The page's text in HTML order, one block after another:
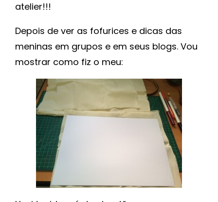
atelier!!!
Depois de ver as fofurices e dicas das
meninas em grupos e em seus blogs. Vou
mostrar como fiz o meu: